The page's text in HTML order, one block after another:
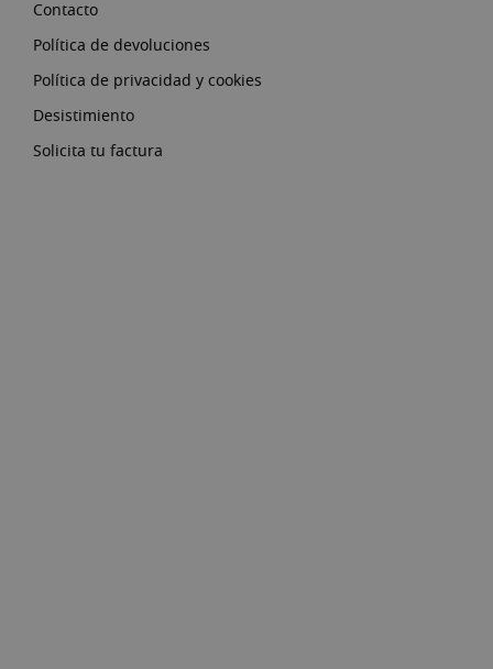
Contacto
Política de devoluciones
Política de privacidad y cookies
Desistimiento
Solicita tu factura